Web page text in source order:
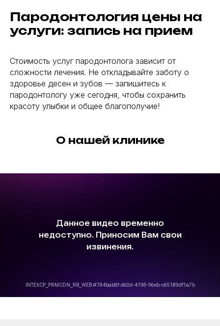
Пародонтология цены на
услуги: запись на прием
Стоимость услуг пародонтолога зависит от
сложности лечения. Не откладывайте заботу о
здоровье десен и зубов — запишитесь к
пародонтологу уже сегодня, чтобы сохранить
красоту улыбки и общее благополучие!
О нашей клинике